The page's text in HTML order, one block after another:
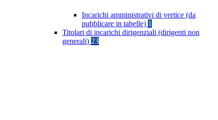
Incarichi amministrativi di vertice (da
pubblicare in tabelle) 1
Titolari di incarichi dirigenziali (dirigenti non
generali) 23